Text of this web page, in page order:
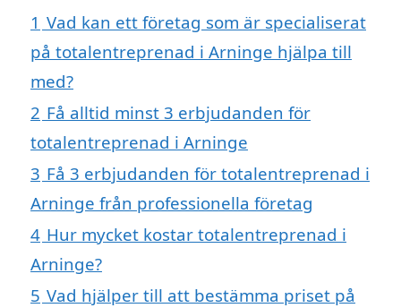
1 Vad kan ett företag som är specialiserat
på totalentreprenad i Arninge hjälpa till
med?
2 Få alltid minst 3 erbjudanden för
totalentreprenad i Arninge
3 Få 3 erbjudanden för totalentreprenad i
Arninge från professionella företag
4 Hur mycket kostar totalentreprenad i
Arninge?
5 Vad hjälper till att bestämma priset på